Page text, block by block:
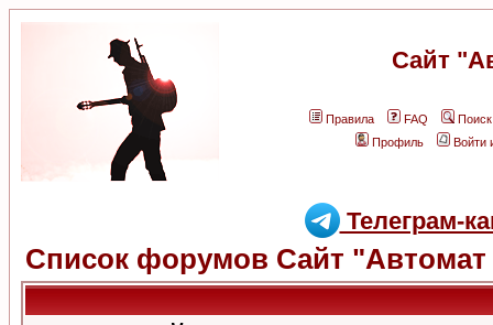
Сайт
Правила FAQ
Поиск
Профиль
Войти
Телеграм-
Список форумов Сайт "Автомат